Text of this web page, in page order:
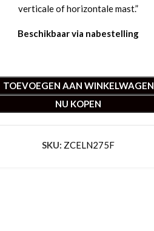
verticale of horizontale mast.”
Beschikbaar via nabestelling
TOEVOEGEN AAN WINKELWAGEN
NU KOPEN
SKU: ZCELN275F